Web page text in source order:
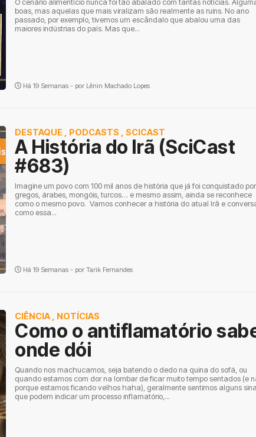
O cenário alimentício nunca foi tão abalado com tantas notícias.
boas, mas aquelas que mais viralizam são realmente as ruins. No ano
passado, por exemplo, tivemos um escândalo que abalou uma das
maiores indústrias do país. Mas que...
Há 19 Semanas - por Lênin Machado Lopes
DESTAQUE PODCASTS SCICAST
A História do Irã (SciCast
#683)
Imagine um povo com 100 mil anos de história que já foi conquistado por
gregos, árabes, mongóis, turcos… e mesmo assim, ainda se reconhece
como o mesmo povo. Vamos conhecer a história do atual Irã e
como essa...
Há 19 Semanas - por Tarik Fernandes
CIÊNCIA NOTÍCIAS
Como o antiflamatório
onde dói
Quando nos machucamos, seja batendo o dedo na quina do sofá, ou
quando estamos com dor na lombar de ficar muito tempo sentados (e
porque estamos ficando velhos haha), geralmente sentimos alguns
que podem indicar um processo inflamatório,...